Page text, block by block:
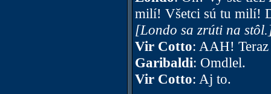
milí! Všetci sú tu milí!
[Londo sa zrúti na
Vir Cotto: AAH!
Garibaldi: Omdlel.
Vir Cotto: Aj to.